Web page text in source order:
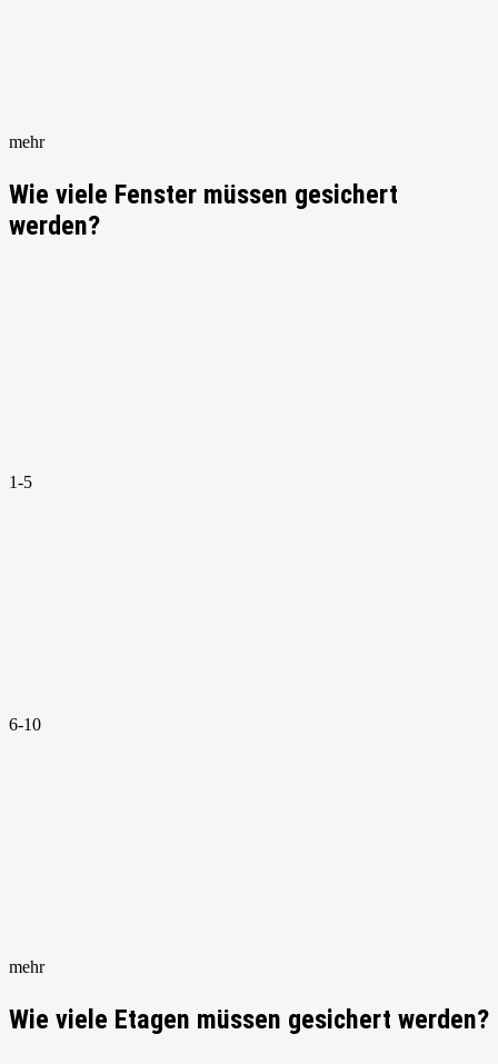
mehr
Wie viele Fenster müssen gesichert
werden?
1-5
6-10
mehr
Wie viele Etagen müssen gesichert werden?